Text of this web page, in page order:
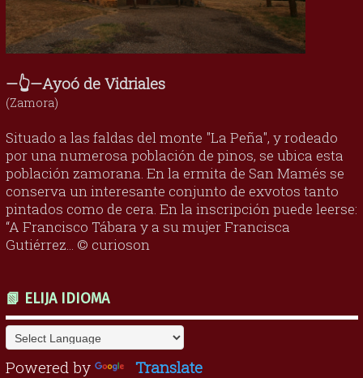
—👆—Ayoó de Vidriales
(Zamora)
Situado a las faldas del monte "La Peña", y rodeado
por una numerosa población de pinos, se ubica esta
población zamorana. En la ermita de San Mamés se
conserva un interesante conjunto de exvotos tanto
pintados como de cera. En la inscripción puede leerse:
“A Francisco Tábara y a su mujer Francisca
Gutiérrez... © curioson
📗 ELIJA IDIOMA
Powered by Translate